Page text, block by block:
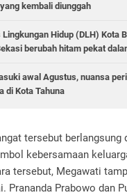
kembali diunggah
Lingkungan Hidup (DLH) Kota
berubah hitam pekat
awal Agustus, nuansa
di Kota Tahuna
tersebut berlangsung
kebersamaan
tersebut, Megawati
Prananda Prabowo dan